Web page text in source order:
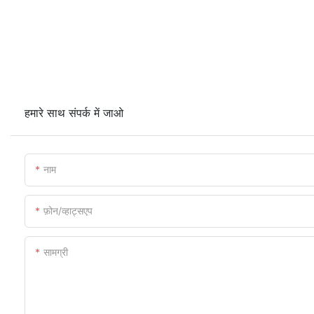
हमारे साथ संपर्क में जाओ
नाम
फ़ोन/व्हाट्सएप
सामग्री